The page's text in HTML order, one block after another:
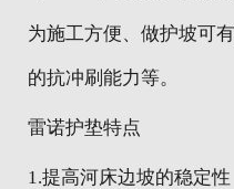
为施工方便、做护坡可
的抗冲刷能力等。
雷诺护垫特点
1.提高河床边坡的稳定性